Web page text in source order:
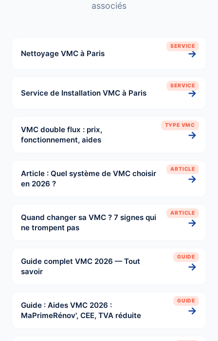
associés
SERVICE
Nettoyage VMC à Paris →
SERVICE
Service de Installation VMC à Paris →
TYPE VMC
VMC double flux : prix,
fonctionnement, aides
→
ARTICLE
Article : Quel système de VMC choisir
en 2026 ?
→
ARTICLE
Quand changer sa VMC ? 7 signes qui
ne trompent pas
→
GUIDE
Guide complet VMC 2026 — Tout
savoir
→
GUIDE
Guide : Aides VMC 2026 :
MaPrimeRénov', CEE, TVA réduite
→